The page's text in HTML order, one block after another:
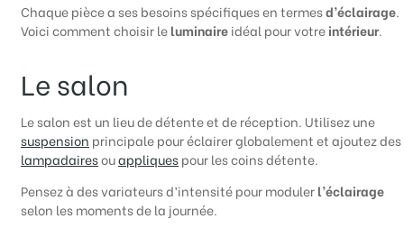
Chaque pièce a ses besoins spécifiques en termesd’éclairage.
Voici comment choisir leluminaireidéal pour votreintérieur.
Le salon
Le salon est un lieu de détente et de réception. Utilisez une
suspension principale pour éclairer globalement et ajoutez des
lampadairesouappliquespour les coins détente.
Pensez à des variateurs d’intensité pour modulerl’éclairage
selon les moments de la journée.